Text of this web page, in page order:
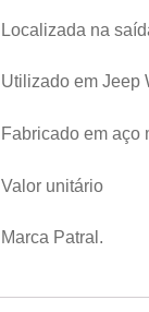
Localizada na
Utilizado em Jeep
Fabricado em aço
Valor unitário
Marca Patral.